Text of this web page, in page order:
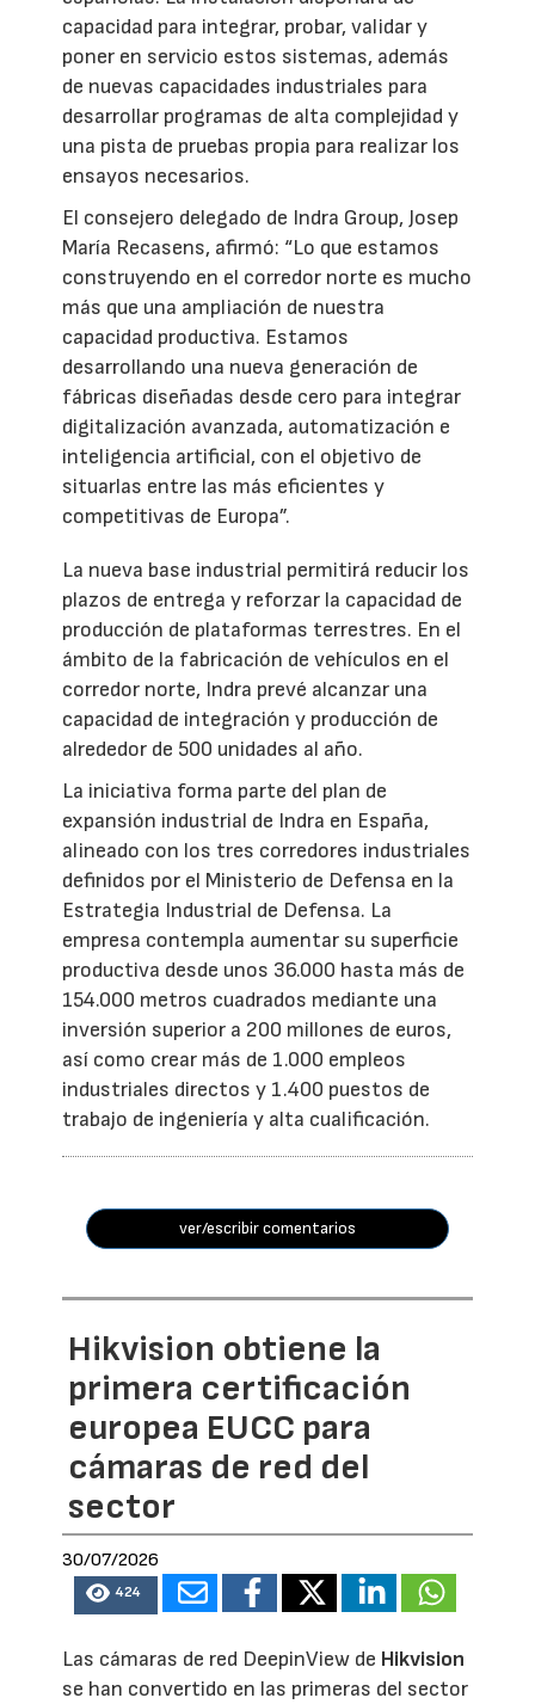
capacidad para integrar, probar, validar y
poner en servicio estos sistemas, además
de nuevas capacidades industriales para
desarrollar programas de alta complejidad y
una pista de pruebas propia para realizar los
ensayos necesarios.
El consejero delegado de Indra Group, Josep
María Recasens, afirmó: “Lo que estamos
construyendo en el corredor norte es mucho
más que una ampliación de nuestra
capacidad productiva. Estamos
desarrollando una nueva generación de
fábricas diseñadas desde cero para integrar
digitalización avanzada, automatización e
inteligencia artificial, con el objetivo de
situarlas entre las más eficientes y
competitivas de Europa”.
La nueva base industrial permitirá reducir los
plazos de entrega y reforzar la capacidad de
producción de plataformas terrestres. En el
ámbito de la fabricación de vehículos en el
corredor norte, Indra prevé alcanzar una
capacidad de integración y producción de
alrededor de 500 unidades al año.
La iniciativa forma parte del plan de
expansión industrial de Indra en España,
alineado con los tres corredores industriales
definidos por el Ministerio de Defensa en la
Estrategia Industrial de Defensa. La
empresa contempla aumentar su superficie
productiva desde unos 36.000 hasta más de
154.000 metros cuadrados mediante una
inversión superior a 200 millones de euros,
así como crear más de 1.000 empleos
industriales directos y 1.400 puestos de
trabajo de ingeniería y alta cualificación.
ver/escribir comentarios
Hikvision obtiene la
primera certificación
europea EUCC para
cámaras de red del
sector
30/07/2026
424
Las cámaras de red DeepinView de Hikvision
se han convertido en las primeras del sector